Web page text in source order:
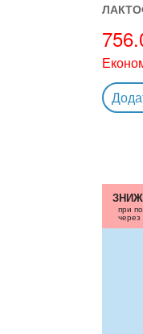
при
через